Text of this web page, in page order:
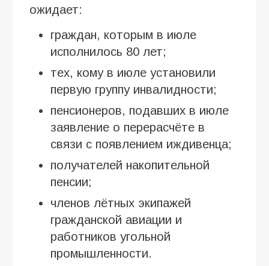
ожидает:
граждан, которым в июле
исполнилось 80 лет;
тех, кому в июле установили
первую группу инвалидности;
пенсионеров, подавших в июле
заявление о перерасчёте в
связи с появлением иждивенца;
получателей накопительной
пенсии;
членов лётных экипажей
гражданской авиации и
работников угольной
промышленности.